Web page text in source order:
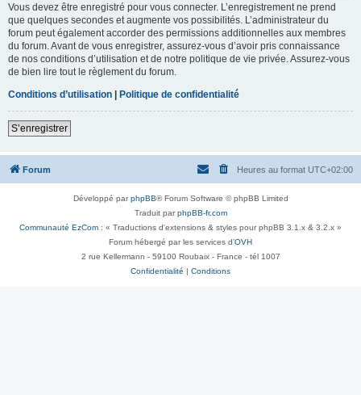
Vous devez être enregistré pour vous connecter. L’enregistrement ne prend
que quelques secondes et augmente vos possibilités. L’administrateur du
forum peut également accorder des permissions additionnelles aux membres
du forum. Avant de vous enregistrer, assurez-vous d’avoir pris connaissance
de nos conditions d’utilisation et de notre politique de vie privée. Assurez-vous
de bien lire tout le règlement du forum.
Conditions d’utilisation | Politique de confidentialité
S’enregistrer
Forum Heures au format UTC+02:00
Développé parphpBB® Forum Software © phpBB Limited
Traduit parphpBB-fr.com
Communauté EzCom : « Traductions d'extensions & styles pour phpBB 3.1.x & 3.2.x »
Forum hébergé par les services d’OVH
2 rue Kellermann - 59100 Roubaix - France - tél 1007
Confidentialité | Conditions